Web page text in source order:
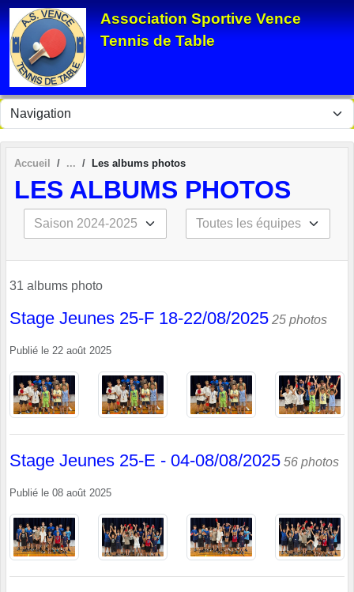
Association Sportive Vence
Tennis de Table
Accueil Les albums photos
LES ALBUMS PHOTOS
31 albums photo
Stage Jeunes 25-F 18-22/08/2025 25 photos
Publié le 22 août 2025
Stage Jeunes 25-E - 04-08/08/2025 56 photos
Publié le 08 août 2025
Panneau de gestion des cookies